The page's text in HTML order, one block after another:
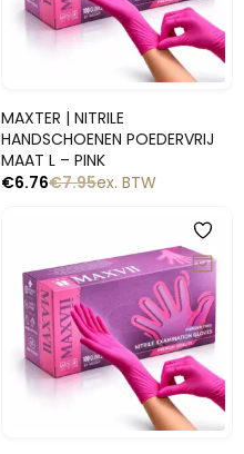
MAXTER | NITRILE
HANDSCHOENEN POEDERVRIJ
MAAT L – PINK
€7.95
€6.76 ex. BTW